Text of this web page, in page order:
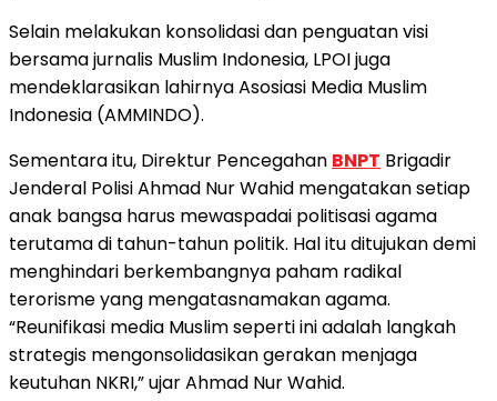
Selain melakukan konsolidasi dan penguatan visi
bersama jurnalis Muslim Indonesia, LPOI juga
mendeklarasikan lahirnya Asosiasi Media Muslim
Indonesia (AMMINDO).
Sementara itu, Direktur Pencegahan BNPT Brigadir
Jenderal Polisi Ahmad Nur Wahid mengatakan setiap
anak bangsa harus mewaspadai politisasi agama
terutama di tahun-tahun politik. Hal itu ditujukan demi
menghindari berkembangnya paham radikal
terorisme yang mengatasnamakan agama.
“Reunifikasi media Muslim seperti ini adalah langkah
strategis mengonsolidasikan gerakan menjaga
keutuhan NKRI,” ujar Ahmad Nur Wahid.